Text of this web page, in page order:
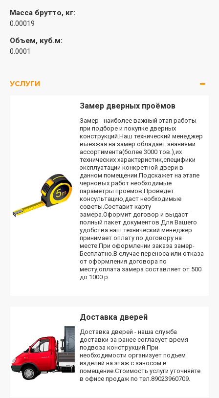
Масса брутто, кг:
0.00019
Объем, куб.м:
0.0001
УСЛУГИ
Замер дверных проёмов
Замер - наиболее важный этап работы
при подборе и покупке дверных
конструкций.Наш технический менеджер
выезжая на замер обладает знаниями
ассортимента(более 3000 тов.),их
технических характеристик,специфики
эксплуатации конкретной двери в
данном помещении.Подскажет на этапе
черновых работ необходимые
параметры проемов.Проведет
консультацию,даст необходимые
советы.Составит карту
замера.Оформит договор и выдаст
полный пакет документов.Для Вашего
удобства наш технический менеджер
принимает оплату по договору на
месте.При оформлении заказа замер-
Бесплатно.В случае переноса или отказа
от оформления договора по
месту,оплата замера составляет от 500
до 1000 р.
Доставка дверей
Доставка дверей - наша служба
доставки за ранее согласует время
подвоза конструкций.При
необходимости организует подъем
изделий на этаж с заносом в
помещение.Стоимость услуги уточняйте
в офисе продаж по тел.89023960709.